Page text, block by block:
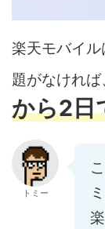
楽天モバイ
題がなければ
から2日
トミー